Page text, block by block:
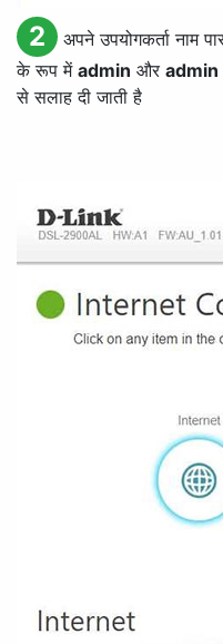
2
अपने उपयोगकर्ता नाम
के रूप में admin और admin
से सलाह दी जाती है